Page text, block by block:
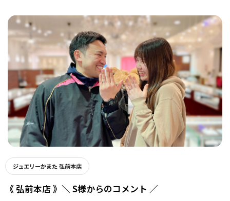
ジュエリーかまた 弘前本店
《 弘前本店 》＼ S様からのコメント ／